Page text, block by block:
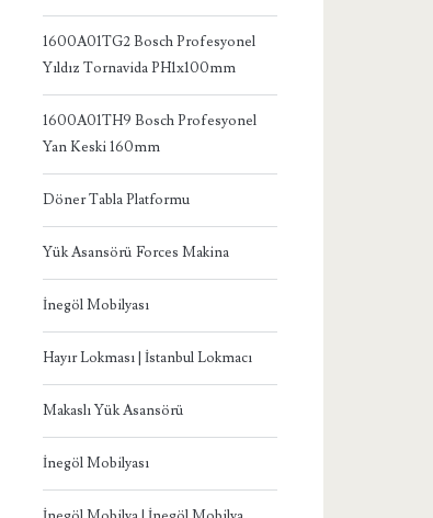
1600A01TG2 Bosch Profesyonel
Yıldız Tornavida PH1x100mm
1600A01TH9 Bosch Profesyonel
Yan Keski 160mm
Döner Tabla Platformu
Yük Asansörü Forces Makina
İnegöl Mobilyası
Hayır Lokması | İstanbul Lokmacı
Makaslı Yük Asansörü
İnegöl Mobilyası